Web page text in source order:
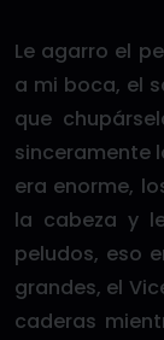
Le agarro el
a mi boca, el
que
sinceramente
era enorme,
la cabeza y
peludos, eso
grandes, el
caderas